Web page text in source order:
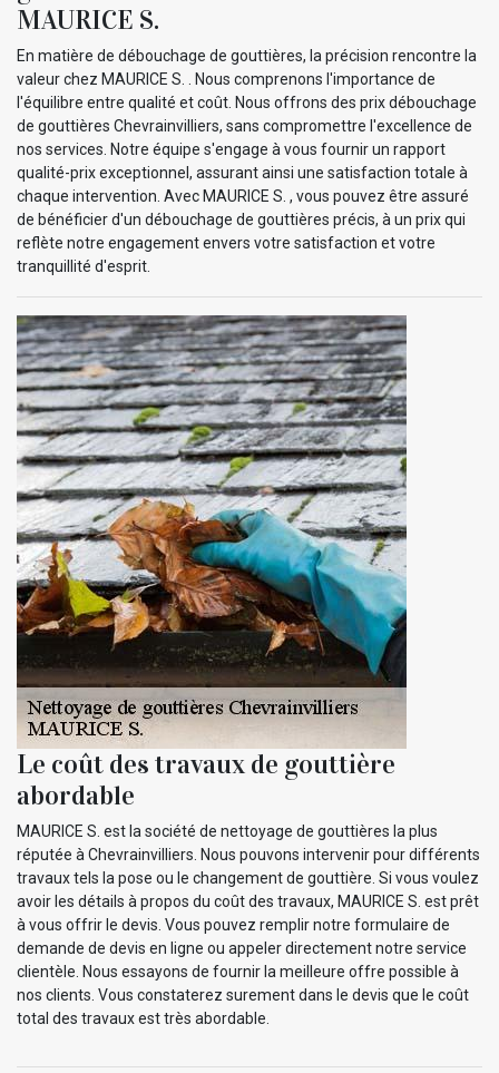
MAURICE S.
En matière de débouchage de gouttières, la précision rencontre la
valeur chez MAURICE S. . Nous comprenons l'importance de
l'équilibre entre qualité et coût. Nous offrons des prix débouchage
de gouttières Chevrainvilliers, sans compromettre l'excellence de
nos services. Notre équipe s'engage à vous fournir un rapport
qualité-prix exceptionnel, assurant ainsi une satisfaction totale à
chaque intervention. Avec MAURICE S. , vous pouvez être assuré
de bénéficier d'un débouchage de gouttières précis, à un prix qui
reflète notre engagement envers votre satisfaction et votre
tranquillité d'esprit.
Le coût des travaux de gouttière
abordable
MAURICE S. est la société de nettoyage de gouttières la plus
réputée à Chevrainvilliers. Nous pouvons intervenir pour différents
travaux tels la pose ou le changement de gouttière. Si vous voulez
avoir les détails à propos du coût des travaux, MAURICE S. est prêt
à vous offrir le devis. Vous pouvez remplir notre formulaire de
demande de devis en ligne ou appeler directement notre service
clientèle. Nous essayons de fournir la meilleure offre possible à
nos clients. Vous constaterez surement dans le devis que le coût
total des travaux est très abordable.